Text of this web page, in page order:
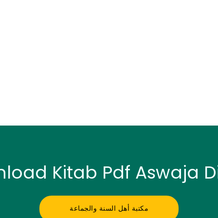
Kitab Pdf Aswaja
مكتبة أهل السنة والجماعة